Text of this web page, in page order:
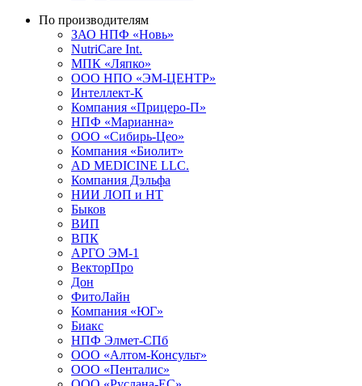
По производителям
ЗАО НПФ «Новь»
NutriCare Int.
МПК «Ляпко»
ООО НПО «ЭМ-ЦЕНТР»
Интеллект-К
Компания «Прицеро-П»
НПФ «Марианна»
ООО «Сибирь-Цео»
Компания «Биолит»
AD MEDICINE LLC.
Компания Дэльфа
НИИ ЛОП и НТ
Быков
ВИП
ВПК
АРГО ЭМ-1
ВекторПро
Дон
ФитоЛайн
Компания «ЮГ»
Биакс
НПФ Элмет-СПб
ООО «Алтом-Консульт»
ООО «Пенталис»